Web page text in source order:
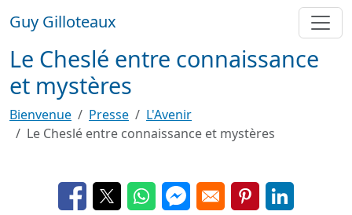
Guy Gilloteaux
Le Cheslé entre connaissance
et mystères
Bienvenue Presse
L'Avenir
Le Cheslé entre connaissance et mystères
Opens in a new window
Opens in a new window
Opens in a new window
Opens in a new window
Opens in a new
Opens in a